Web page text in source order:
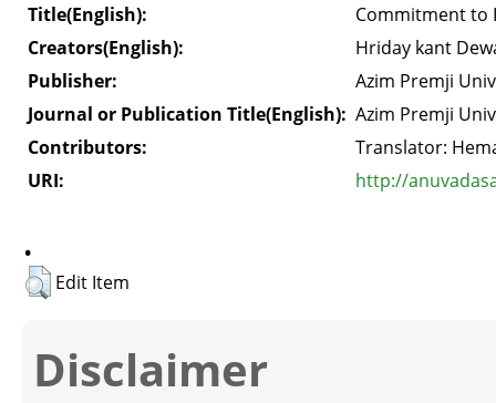
Title(English):
Commitment to
Creators(English):
Hriday kant
Publisher:
Azim Premji
Journal or Publication Title(English): Azim Premji
Contributors:
Translator:
URI:
http://
.
Edit Item
Disclaimer